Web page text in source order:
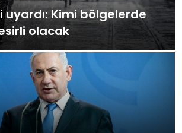
uyardı: Kimi bölgelerde
olacak